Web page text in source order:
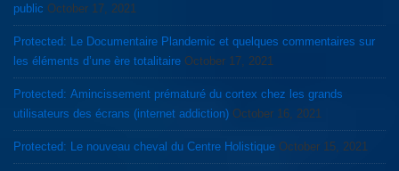
public October 17, 2021
Protected: Le Documentaire Plandemic et quelques commentaires sur
les éléments d’une ère totalitaire October 17, 2021
Protected: Amincissement prématuré du cortex chez les grands
utilisateurs des écrans (internet addiction) October 16, 2021
Protected: Le nouveau cheval du Centre Holistique October 15, 2021